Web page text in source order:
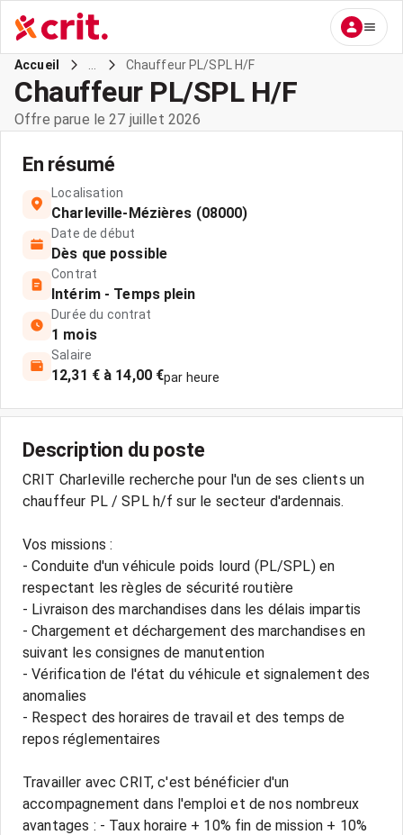
Accueil Chauffeur PL/SPL H/F
Chauffeur PL/SPL H/F
Offre parue le 27 juillet 2026
En résumé
Localisation
Charleville-Mézières (08000)
Date de début
Dès que possible
Contrat
Intérim - Temps plein
Durée du contrat
1 mois
Salaire
12,31 € à 14,00 €par heure
Description du poste
CRIT Charleville recherche pour l'un de ses clients un
chauffeur PL / SPL h/f sur le secteur d'ardennais.
Vos missions :
- Conduite d'un véhicule poids lourd (PL/SPL) en
respectant les règles de sécurité routière
- Livraison des marchandises dans les délais impartis
- Chargement et déchargement des marchandises en
suivant les consignes de manutention
- Vérification de l'état du véhicule et signalement des
anomalies
- Respect des horaires de travail et des temps de
repos réglementaires
Travailler avec CRIT, c'est bénéficier d'un
accompagnement dans l'emploi et de nos nombreux
avantages : - Taux horaire + 10% fin de mission + 10%